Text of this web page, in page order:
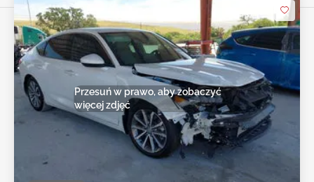
Przesuń w prawo, aby zobaczyć
więcej zdjęć